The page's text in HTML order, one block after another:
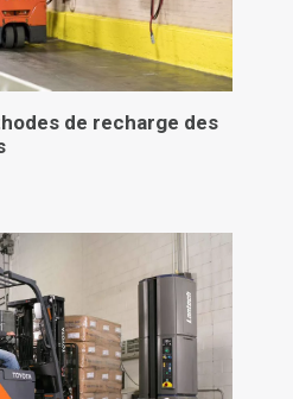
de recharge des